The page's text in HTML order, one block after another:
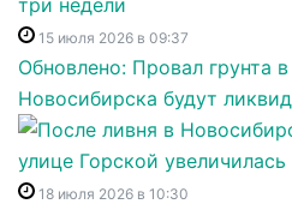
15 июля 2026 в 09:37
Обновлено: Провал грунта
Новосибирска будут
18 июля 2026 в 10:30